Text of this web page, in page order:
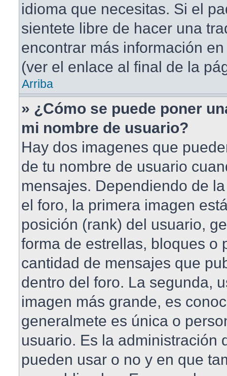
idioma que necesitas. Si el
sientete libre de hacer una
encontrar más información
(ver el enlace al final de la
Arriba
» ¿Cómo se puede poner
mi nombre de usuario?
Hay dos imagenes que
de tu nombre de usuario
mensajes. Dependiendo de
el foro, la primera imagen
posición (rank) del usuario,
forma de estrellas, bloques o
cantidad de mensajes que
dentro del foro. La segunda,
imagen más grande, es
generalmete es única o
usuario. Es la administración
pueden usar o no y en que